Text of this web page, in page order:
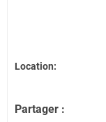
Location:
Partager :